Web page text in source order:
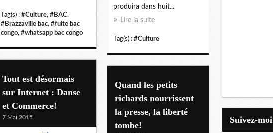
Tag(s) : #Culture, #BAC,
#Brazzaville bac, #fuite bac
congo, #whatsapp bac congo
produira dans huit...
Lire la suite
Tag(s) : #Culture
Tout est désormais
sur Internet : Danse
et Commerce!
7 Mai 2015
Quand les petits
richards nourrissent
la presse, la liberté
tombe!
Suivez-moi